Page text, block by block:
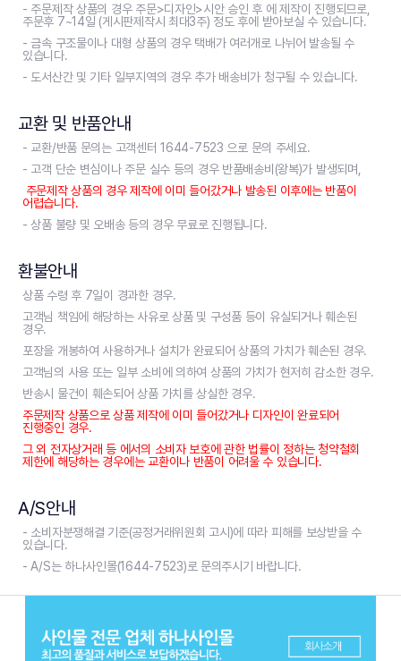
- 주문제작 상품의 경우 주문>디자인>시안 승인 후 에 제작이 진행되므로,
주문후 7~14일 (게시판제작시 최대3주) 정도 후에 받아보실 수 있습니다.
- 금속 구조물이나 대형 상품의 경우 택배가 여러개로 나뉘어 발송될 수
있습니다.
- 도서산간 및 기타 일부지역의 경우 추가 배송비가 청구될 수 있습니다.
교환 및 반품안내
- 교환/반품 문의는 고객센터 1644-7523 으로 문의 주세요.
- 고객 단순 변심이나 주문 실수 등의 경우 반품배송비(왕복)가 발생되며,
주문제작 상품의 경우 제작에 이미 들어갔거나 발송된 이후에는 반품이
어렵습니다.
- 상품 불량 및 오배송 등의 경우 무료로 진행됩니다.
환불안내
상품 수령 후 7일이 경과한 경우.
고객님 책임에 해당하는 사유로 상품 및 구성품 등이 유실되거나 훼손된
경우.
포장을 개봉하여 사용하거나 설치가 완료되어 상품의 가치가 훼손된 경우.
고객님의 사용 또는 일부 소비에 의하여 상품의 가치가 현저히 감소한 경우.
반송시 물건이 훼손되어 상품 가치를 상실한 경우.
주문제작 상품으로 상품 제작에 이미 들어갔거나 디자인이 완료되어
진행중인 경우.
그 외 전자상거래 등 에서의 소비자 보호에 관한 법률이 정하는 청약철회
제한에 해당하는 경우에는 교환이나 반품이 어려울 수 있습니다.
A/S안내
- 소비자분쟁해결 기준(공정거래위원회 고시)에 따라 피해를 보상받을 수
있습니다.
- A/S는 하나사인몰(1644-7523)로 문의주시기 바랍니다.